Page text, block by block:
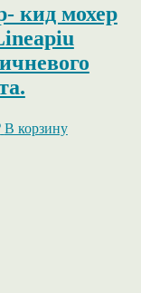
кид мохер
В корзину